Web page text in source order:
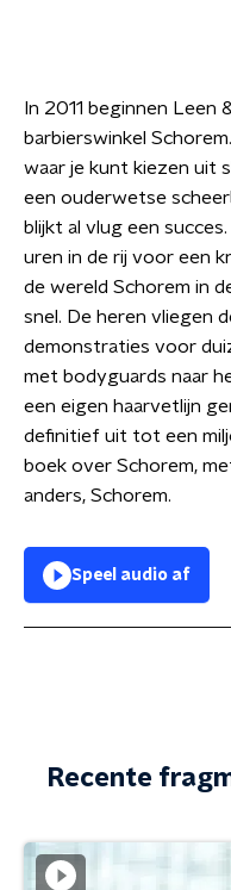
In 2011 beginnen
barbierswinkel
waar je kunt kiezen uit
een ouderwetse
blijkt al vlug een
uren in de rij voor een
de wereld Schorem in
snel. De heren vliegen
demonstraties voor
met bodyguards naar
een eigen haarvetlijn
definitief uit tot een
boek over Schorem,
anders, Schorem.
Speel audio af
Recente